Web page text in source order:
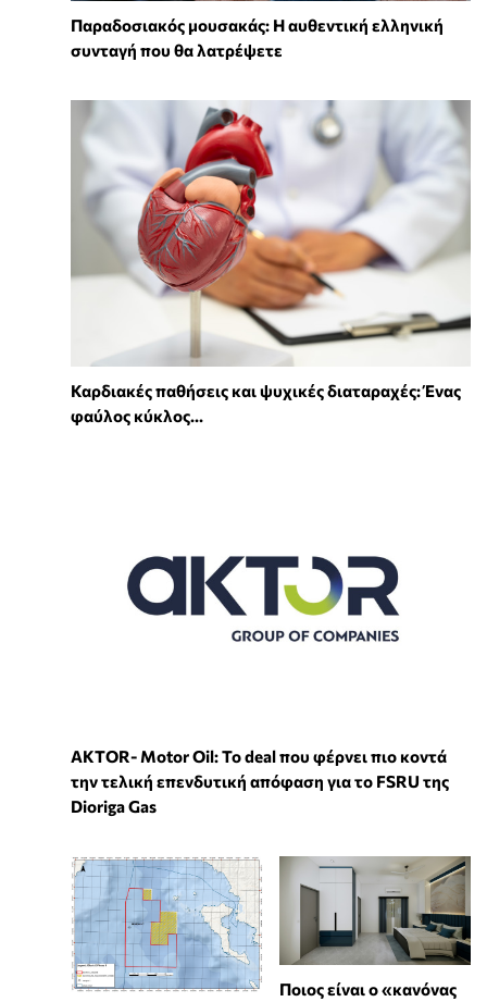
Παραδοσιακός μουσακάς: Η αυθεντική ελληνική
συνταγή που θα λατρέψετε
Καρδιακές παθήσεις και ψυχικές διαταραχές: Ένας
φαύλος κύκλος...
ΑKTOR- Motor Oil: Το deal που φέρνει πιο κοντά
την τελική επενδυτική απόφαση για το FSRU της
Dioriga Gas
Ποιος είναι ο «κανόνας